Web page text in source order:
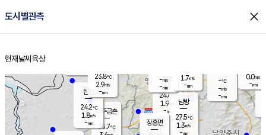
도시별관측 close
홈
현재날씨 육상
양주
24.6℃
1.9
-mm
파주금촌
25.7℃
-℃
-m/s
-mm
탄현
24.2℃
1.8m/s
-mm
0.0m/s
-mm
남방
27.5℃
1.3m/s
-mm
장흥면
-m/s
-mm
23.8℃
2.9m/s
-mm
1.7m/s
-mm